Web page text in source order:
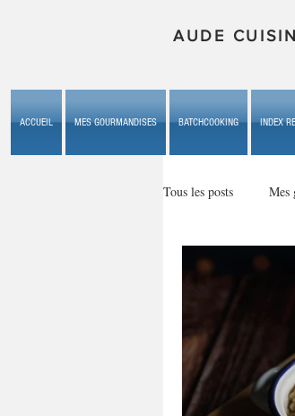
AUDE
ACCUEIL MES GOURMANDISES BATCHCOOKING INDEX
Tous les posts Mes
Mes
Mes
A tartiner